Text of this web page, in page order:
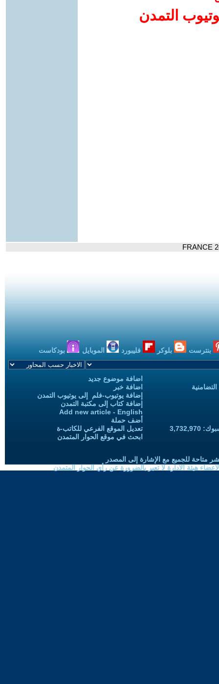
التمدن
بنترست بلوكر فليبورد الموبايل بودكاست
اضافة موضوع جديد
اضافة خبر
إضافة يوتيوب-فلم إلى يوتيوب التمدن
إضافة كتاب إلى مكتبة التمدن
Add new article - English
أضف حملة
تعديل الموقع الفرعي للكاتب-ة
ابحث في موقع الحوار المتمدن
متاحة للجميع مع الإشارة إلى المصدر
هيئة الادارة لا تعبر بالضرورة عن رأي الحوار المتمدن